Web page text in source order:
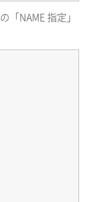
NAME 指定」